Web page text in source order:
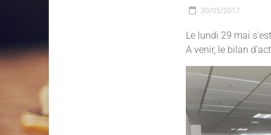
30/05/2017
Le lundi 29 mai
A venir, le bilan